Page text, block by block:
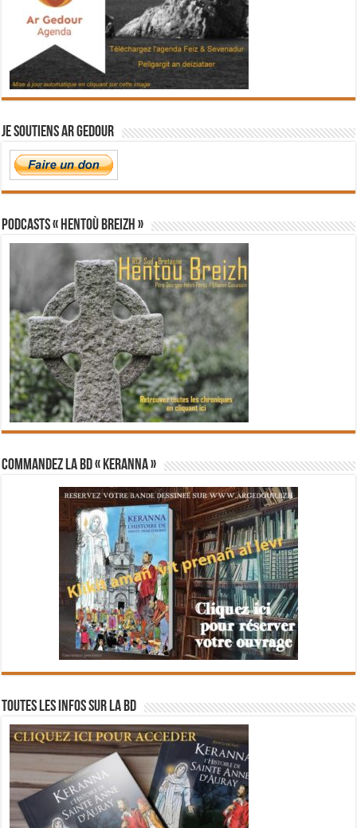
Je soutiens Ar Gedour
PODCASTS « Hentoù Breizh »
Commandez la BD « Keranna »
Toutes les infos sur la BD